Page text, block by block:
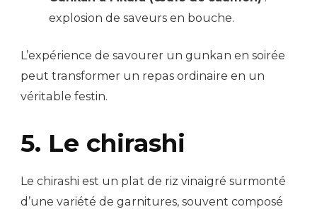
explosion de saveurs en bouche.
L’expérience de savourer un gunkan en soirée
peut transformer un repas ordinaire en un
véritable festin.
5. Le chirashi
Le chirashi est un plat de riz vinaigré surmonté
d’une variété de garnitures, souvent composé